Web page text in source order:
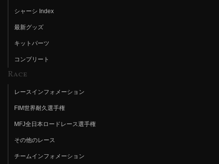
シャーシ Index
最新グッズ
キットパーツ
コンプリート
Race
レースインフォメーション
FIM世界耐久選手権
MFJ全日本ロードレース選手権
その他のレース
チームインフォメーション